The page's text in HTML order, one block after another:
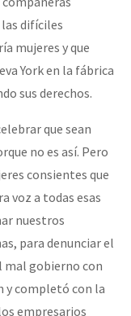
difíciles
mujeres y que
York en la fábrica
sus derechos.
que sean
no es así. Pero
consientes que
voz a todas esas
nuestros
para denunciar el
mal gobierno con
y completó con la
empresarios